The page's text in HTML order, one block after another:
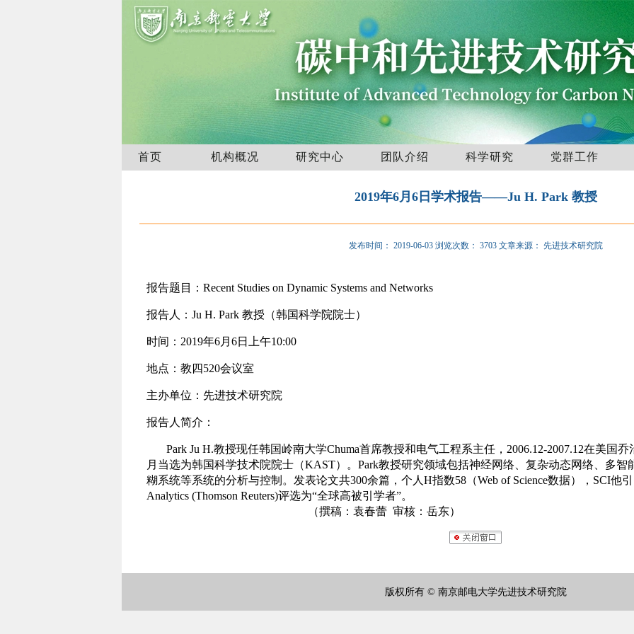
首页 机构概况 研究中心 团队介绍 科学研究 党群工作
2019年6月6日学术报告——Ju H. Park 教授
发布时间： 2019-06-03 浏览次数： 3703 文章来源： 先进技术研究院
报告题目： Recent Studies on Dynamic Systems and Networks
报告人： Ju H. Park 教授（韩国科学院院士）
时间： 2019年6月 6日上午10:00
地点：教四520会议室
主办单位：先进技术研究院
报告人简介：
Park Ju H.教授现任韩国岭南大学Chuma首席教授和电气工程系主任， 2006.12-2007.12在美国乔
月当选为韩国科学技术院院士（KAST）。 Park教授研究领域包括神经网络、复杂动态网络、多智
糊系统等系统的分析与控制。发表论文共300余篇，个人 H指数58 （Web of Science数据）， SCI他引
Analytics (Thomson Reuters)评选为“全球高被引学者”。
（撰稿：袁春蕾 审核：岳东）
版权所有 © 南京邮电大学先进技术研究院